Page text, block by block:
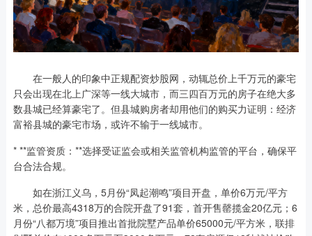
在一般人的印象中正规配资炒股网，动辄总价上千万元的豪宅
只会出现在北上广深等一线大城市，而三四百万元的房子在绝大多
数县城已经算豪宅了。但县城购房者却用他们的购买力证明：经济
富裕县城的豪宅市场，或许不输于一线城市。
* **监管资质：**选择受证监会或相关监管机构监管的平台，确保平
台合法合规。
如在浙江义乌，5月份“凤起潮鸣”项目开盘，单价6万元/平方
米，总价最高4318万的合院开盘了91套，首开售罄揽金20亿元；6
月份“八都万境”项目推出首批院墅产品单价65000元/平方米，联排